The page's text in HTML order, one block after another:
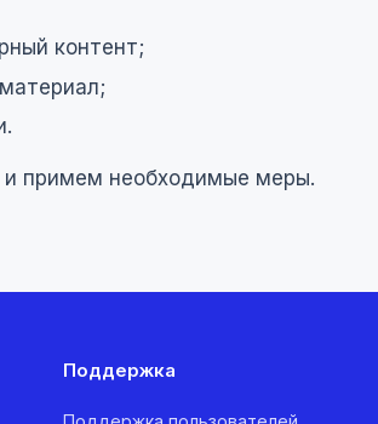
контент;
примем необходимые меры.
Поддержка